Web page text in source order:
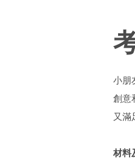
小朋
創意
又滿
材料